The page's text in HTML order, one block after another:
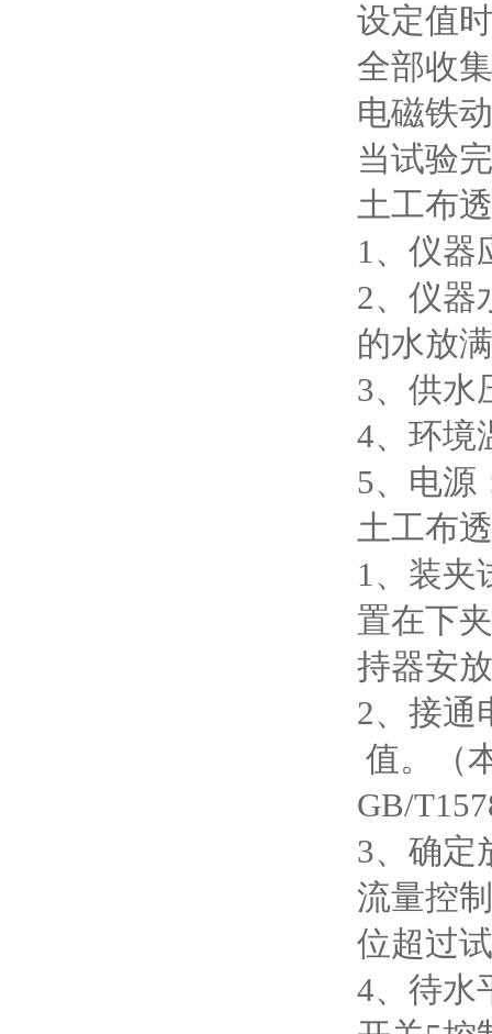
设定值
全部收
电磁铁
当试验
土工布
1、仪器
2、仪器
的水放
3、供水
4、环境
5、电源
土工布
1、装夹
置在下
持器安
2、接通
值。（
GB/
3、确定
流量控
位超过
4、待水